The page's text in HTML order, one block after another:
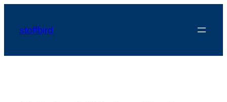
springen
stoffbird